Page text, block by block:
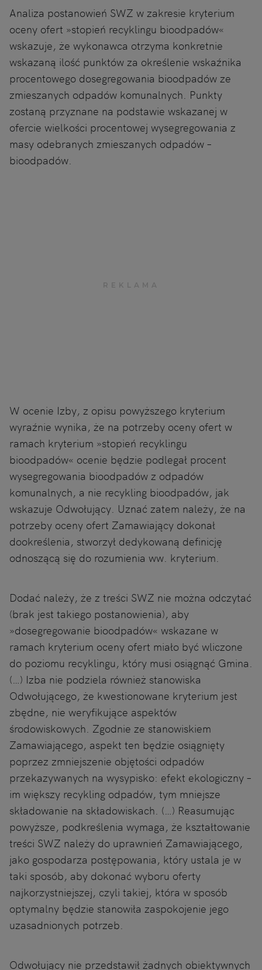
Analiza postanowień SWZ w zakresie kryterium
oceny ofert »stopień recyklingu bioodpadów«
wskazuje, że wykonawca otrzyma konkretnie
wskazaną ilość punktów za określenie wskaźnika
procentowego dosegregowania bioodpadów ze
zmieszanych odpadów komunalnych. Punkty
zostaną przyznane na podstawie wskazanej w
ofercie wielkości procentowej wysegregowania z
masy odebranych zmieszanych odpadów –
bioodpadów.
W ocenie Izby, z opisu powyższego kryterium
wyraźnie wynika, że na potrzeby oceny ofert w
ramach kryterium »stopień recyklingu
bioodpadów« ocenie będzie podlegał procent
wysegregowania bioodpadów z odpadów
komunalnych, a nie recykling bioodpadów, jak
wskazuje Odwołujący. Uznać zatem należy, że na
potrzeby oceny ofert Zamawiający dokonał
dookreślenia, stworzył dedykowaną definicję
odnoszącą się do rozumienia ww. kryterium.
Dodać należy, że z treści SWZ nie można odczytać
(brak jest takiego postanowienia), aby
»dosegregowanie bioodpadów« wskazane w
ramach kryterium oceny ofert miało być wliczone
do poziomu recyklingu, który musi osiągnąć Gmina.
(…) Izba nie podziela również stanowiska
Odwołującego, że kwestionowane kryterium jest
zbędne, nie weryfikujące aspektów
środowiskowych. Zgodnie ze stanowiskiem
Zamawiającego, aspekt ten będzie osiągnięty
poprzez zmniejszenie objętości odpadów
przekazywanych na wysypisko: efekt ekologiczny –
im większy recykling odpadów, tym mniejsze
składowanie na składowiskach. (…) Reasumując
powyższe, podkreślenia wymaga, że kształtowanie
treści SWZ należy do uprawnień Zamawiającego,
jako gospodarza postępowania, który ustala je w
taki sposób, aby dokonać wyboru oferty
najkorzystniejszej, czyli takiej, która w sposób
optymalny będzie stanowiła zaspokojenie jego
uzasadnionych potrzeb.
Odwołujący nie przedstawił żadnych obiektywnych